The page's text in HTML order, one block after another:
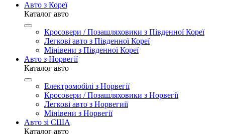
Авто з Кореї
Каталог авто
Кросовери / Позашляховики з Південної Кореї
Легкові авто з Південної Кореї
Мінівени з Південної Кореї
Авто з Норвегії
Каталог авто
Електромобілі з Норвегії
Кросовери / Позашляховики з Норвегії
Легкові авто з Норвегиії
Мінівени з Норвегії
Авто зі США
Каталог авто